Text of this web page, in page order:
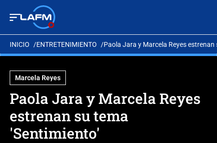
INICIO ENTRETENIMIENTO Paola Jara y Marcela Reyes
Marcela Reyes
Paola Jara y Marcela Reyes
estrenan su tema
'Sentimiento'